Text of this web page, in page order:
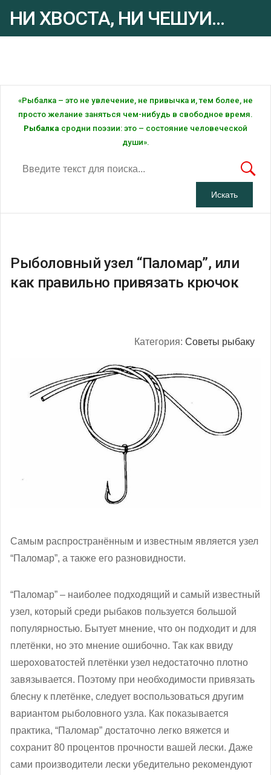
НИ ХВОСТА, НИ ЧЕШУИ...
«Рыбалка – это не увлечение, не привычка и, тем более, не
просто желание заняться чем-нибудь в свободное время.
Рыбалка сродни поэзии: это – состояние человеческой
души».
Рыболовный узел “Паломар”, или
как правильно привязать крючок
Категория: Советы рыбаку
Самым распространённым и известным является узел
“Паломар”, а также его разновидности.
“Паломар” – наиболее подходящий и самый известный
узел, который среди рыбаков пользуется большой
популярностью. Бытует мнение, что он подходит и для
плетёнки, но это мнение ошибочно. Так как ввиду
шероховатостей плетёнки узел недостаточно плотно
завязывается. Поэтому при необходимости привязать
блесну к плетёнке, следует воспользоваться другим
вариантом рыболовного узла. Как показывается
практика, “Паломар” достаточно легко вяжется и
сохранит 80 процентов прочности вашей лески. Даже
сами производители лески убедительно рекомендуют